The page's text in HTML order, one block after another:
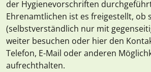
der Hygienevorschriften
Ehrenamtlichen ist es freigestellt, ob
(selbstverständlich nur mit
weiter besuchen oder hier den
Telefon, E-Mail oder anderen
aufrechthalten.